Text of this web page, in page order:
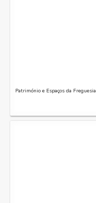
Património e Espaços da Freguesia